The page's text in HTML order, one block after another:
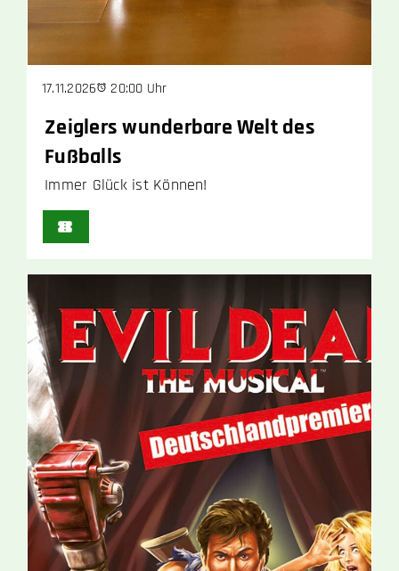
17.11.2026 20:00 Uhr
Zeiglers wunderbare Welt des
Fußballs
Immer Glück ist Können!